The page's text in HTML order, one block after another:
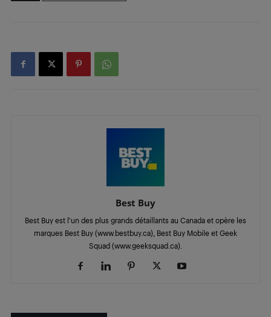
Best Buy
Best Buy est l’un des plus grands détaillants au Canada et opère les
marques Best Buy (www.bestbuy.ca), Best Buy Mobile et Geek
Squad (www.geeksquad.ca).